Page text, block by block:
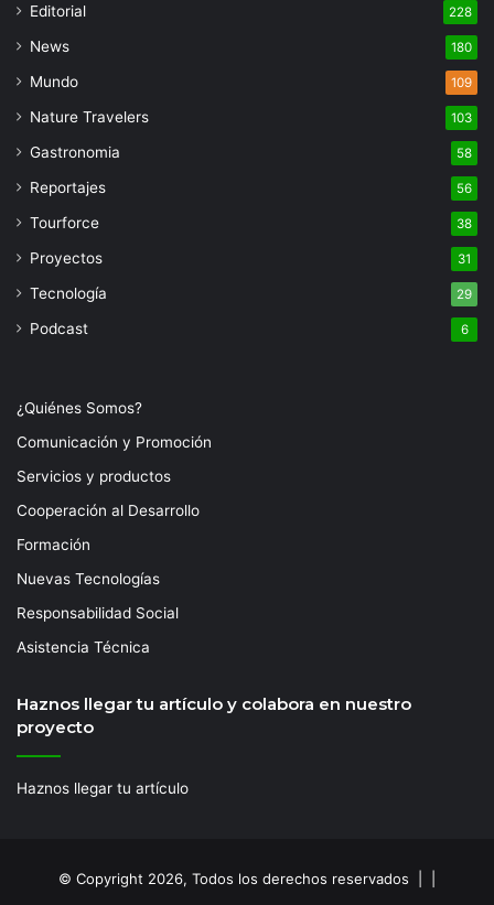
Editorial 228
News 180
Mundo 109
Nature Travelers 103
Gastronomia 58
Reportajes 56
Tourforce 38
Proyectos 31
Tecnología 29
Podcast 6
¿Quiénes Somos?
Comunicación y Promoción
Servicios y productos
Cooperación al Desarrollo
Formación
Nuevas Tecnologías
Responsabilidad Social
Asistencia Técnica
Haznos llegar tu artículo y colabora en nuestro
proyecto
Haznos llegar tu artículo
© Copyright 2026, Todos los derechos reservados | |